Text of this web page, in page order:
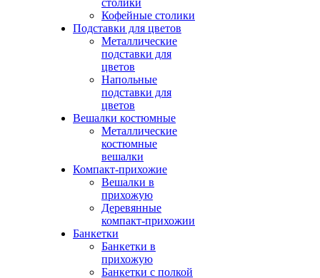
столики
Кофейные столики
Подставки для цветов
Металлические
подставки для
цветов
Напольные
подставки для
цветов
Вешалки костюмные
Металлические
костюмные
вешалки
Компакт-прихожие
Вешалки в
прихожую
Деревянные
компакт-прихожии
Банкетки
Банкетки в
прихожую
Банкетки с полкой